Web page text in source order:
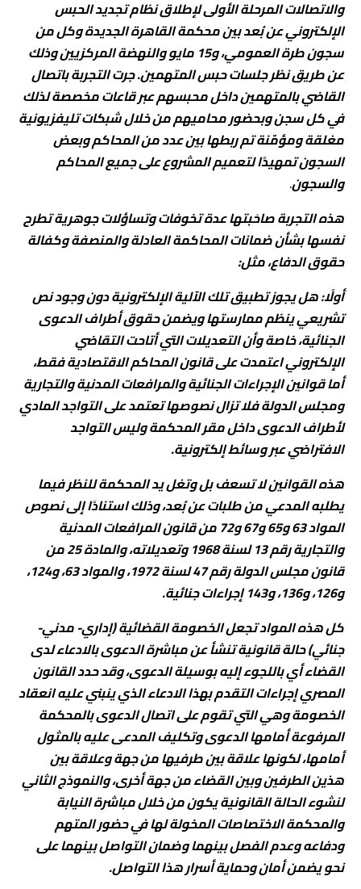
والاتصالات المرحلة الأولى لإطلاق نظام تجديد الحبس
الإلكتروني عن بُعد بين محكمة القاهرة الجديدة وكل من
سجون طرة العمومي، و15 مايو والنهضة المركزيين وذلك
عن طريق نظر جلسات حبس المتهمين. جرت التجربة باتصال
القاضي بالمتهمين داخل محبسهم عبر قاعات مخصصة لذلك
في كل سجن وبحضور محاميهم من خلال شبكات تليفزيونية
مغلقة ومؤمّنة تم ربطها بين عدد من المحاكم وبعض
السجون تمهيدًا لتعميم المشروع على جميع المحاكم
والسجون.
هذه التجربة صاحَبتها عدة تخوفات وتساؤلات جوهرية تطرح
نفسها بشأن ضمانات المحاكمة العادلة والمنصفة وكفالة
حقوق الدفاع، مثل:
أولًا: هل يجوز تطبيق تلك الآلية الإلكترونية دون وجود نص
تشريعي ينظم ممارستها ويضمن حقوق أطراف الدعوى
الجنائية، خاصة وأن التعديلات التي أتاحت التقاضي
الإلكتروني اعتمدت على قانون المحاكم الاقتصادية فقط،
أما قوانين الإجراءات الجنائية والمرافعات المدنية والتجارية
ومجلس الدولة فلا تزال نصوصها تعتمد على التواجد المادي
لأطراف الدعوى داخل مقر المحكمة وليس التواجد
الافتراضي عبر وسائط إلكترونية.
هذه القوانين لا تسعف بل وتغل يد المحكمة للنظر فيما
يطلبه المدعي من طلبات عن بُعد، وذلك استنادًا إلى نصوص
المواد 63 و65 و67 و72 من قانون المرافعات المدنية
والتجارية رقم 13 لسنة 1968 وتعديلاته، والمادة 25 من
قانون مجلس الدولة رقم 47 لسنة 1972، والمواد 63، و124،
و126، و136، و143 إجراءات جنائية.
كل هذه المواد تجعل الخصومة القضائية (إداري- مدني-
جنائي) حالة قانونية تنشأ عن مباشرة الدعوى بالادعاء لدى
القضاء أي باللجوء إليه بوسيلة الدعوى، وقد حدد القانون
المصري إجراءات التقدم بهذا الادعاء الذي ينبني عليه انعقاد
الخصومة وهي التي تقوم على اتصال الدعوى بالمحكمة
المرفوعة أمامها الدعوى وتكليف المدعى عليه بالمثول
أمامها، لكونها علاقة بين طرفيها من جهة وعلاقة بين
هذين الطرفين وبين القضاء من جهة أخرى، والنموذج الثاني
لنشوء الحالة القانونية يكون من خلال مباشرة النيابة
والمحكمة الاختصاصات المخولة لها في حضور المتهم
ودفاعه وعدم الفصل بينهما وضمان التواصل بينهما على
نحو يضمن أمان وحماية أسرار هذا التواصل.